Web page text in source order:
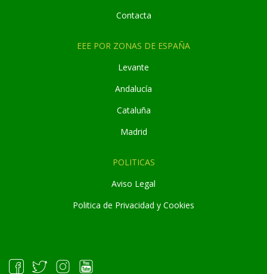
Contacta
EEE POR ZONAS DE ESPAÑA
Levante
Andalucía
Cataluña
Madrid
POLITICAS
Aviso Legal
Politica de Privacidad y Cookies